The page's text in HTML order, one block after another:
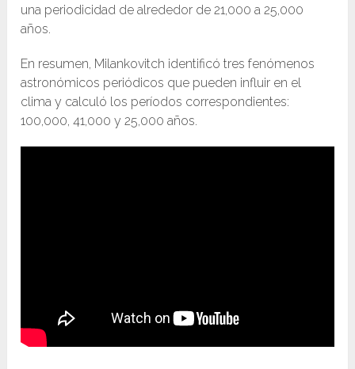
una periodicidad de alrededor de 21,000 a 25,000
años.
En resumen, Milankovitch identificó tres fenómenos
astronómicos periódicos que pueden influir en el
clima y calculó los períodos correspondientes:
100,000, 41,000 y 25,000 años.